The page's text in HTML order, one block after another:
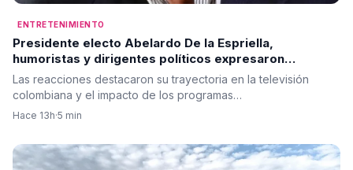
ENTRETENIMIENTO
Presidente electo Abelardo De la Espriella,
humoristas y dirigentes políticos expresaron
condolencias por la muerte de Alfonso Lizarazo
Las reacciones destacaron su trayectoria en la televisión
colombiana y el impacto de los programas…
Hace 13h·5 min